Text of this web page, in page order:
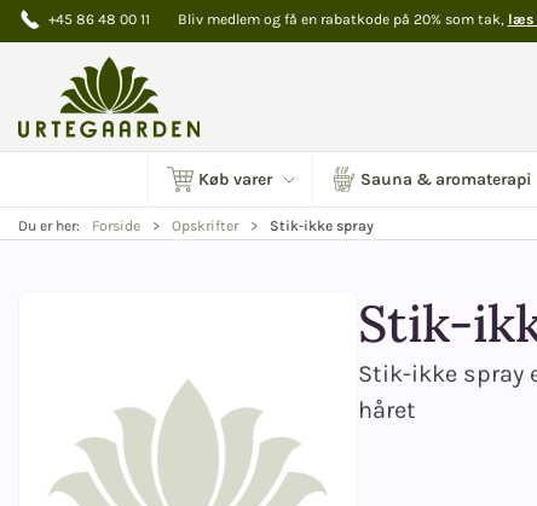
+45 86 48 00 11 Bliv medlem og få en rabatkode på 20% som tak, læs
Køb varer Sauna & aromaterapi
Du er her: Forside Opskrifter Stik-ikke spray
Stik-
Stik-ikke spray
håret